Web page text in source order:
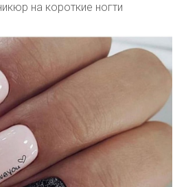
на короткие ногти